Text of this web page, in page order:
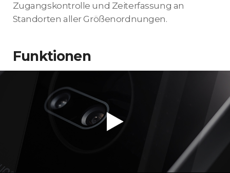
Zugangskontrolle und Zeiterfassung an
Standorten aller Größenordnungen.
Funktionen